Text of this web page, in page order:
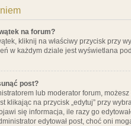
na forum?
kliknij na właściwy przycisk przy
w każdym dziale jest wyświetlana
post?
lub moderator forum,
klikając na przycisk „edytuj” przy
się informacja, ile razy go
edytował post, choć oni